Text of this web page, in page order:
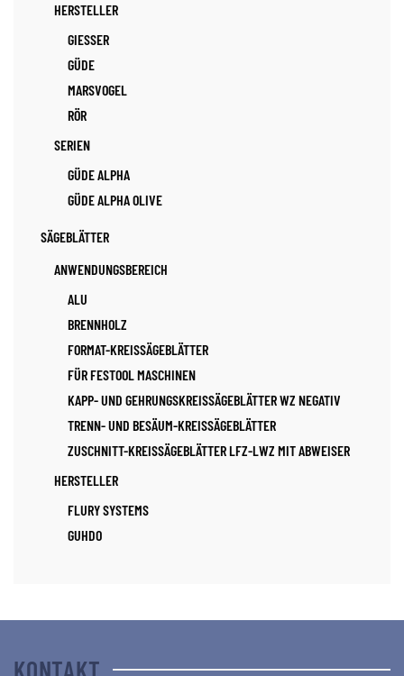
HERSTELLER
GIESSER
GÜDE
MARSVOGEL
RÖR
SERIEN
GÜDE ALPHA
GÜDE ALPHA OLIVE
SÄGEBLÄTTER
ANWENDUNGSBEREICH
ALU
BRENNHOLZ
FORMAT-KREISSÄGEBLÄTTER
FÜR FESTOOL MASCHINEN
KAPP- UND GEHRUNGSKREISSÄGEBLÄTTER WZ NEGATIV
TRENN- UND BESÄUM-KREISSÄGEBLÄTTER
ZUSCHNITT-KREISSÄGEBLÄTTER LFZ-LWZ MIT ABWEISER
HERSTELLER
FLURY SYSTEMS
GUHDO